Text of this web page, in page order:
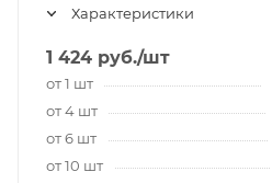
Характеристики
1 424 руб./шт
от 1 шт
от 4 шт
от 6 шт
от 10 шт